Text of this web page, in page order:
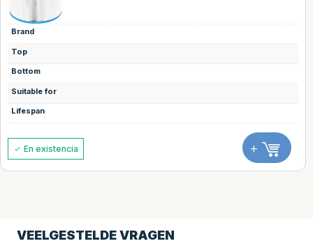
Brand
Top
Bottom
Suitable for
Lifespan
En existencia +
VEELGESTELDE VRAGEN